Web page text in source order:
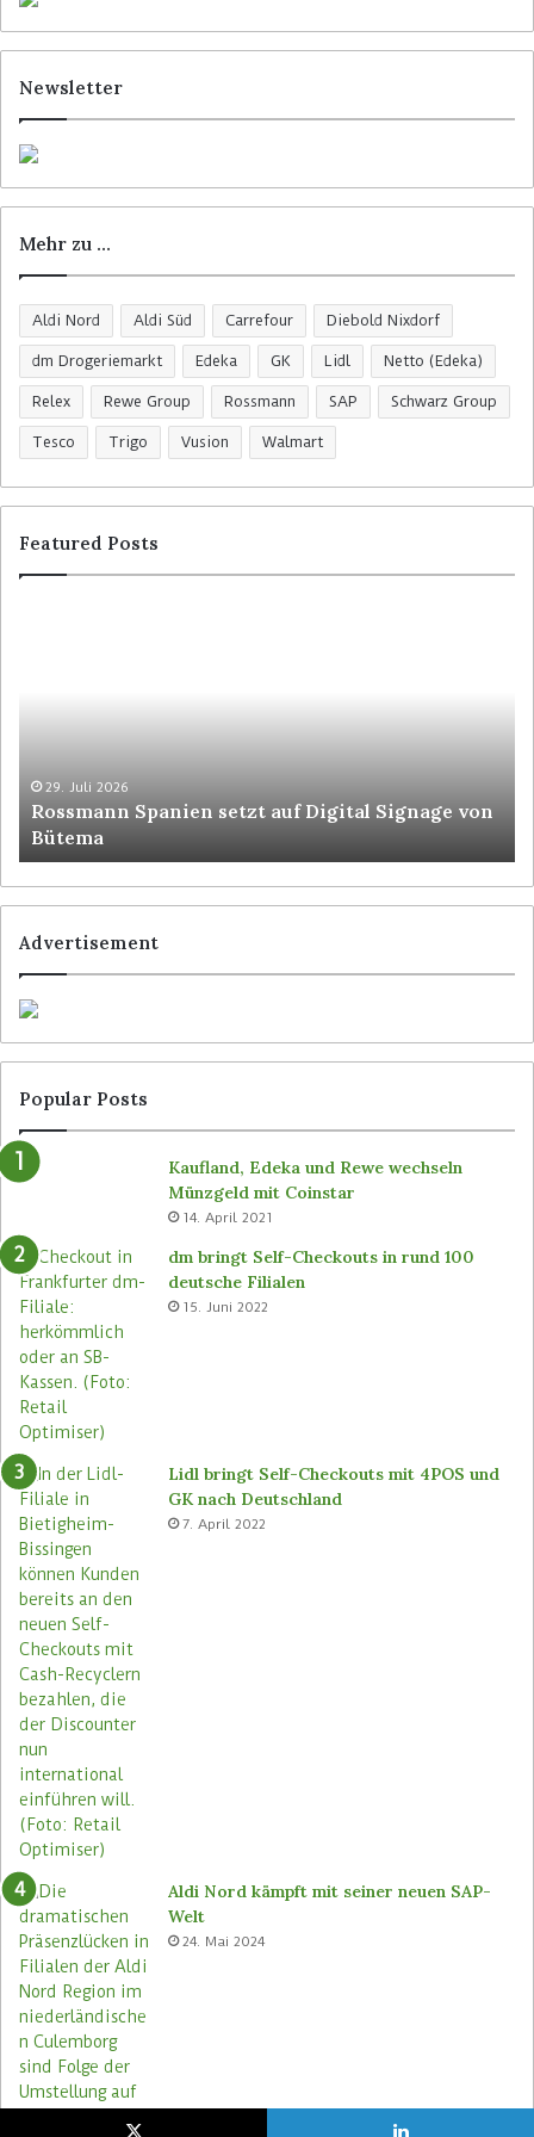
Newsletter
Mehr zu …
Aldi Nord Aldi Süd Carrefour Diebold Nixdorf
dm Drogeriemarkt Edeka GK Lidl Netto (Edeka)
Relex Rewe Group Rossmann SAP Schwarz Group
Tesco Trigo Vusion Walmart
Featured Posts
29. Juli 2026
Rossmann Spanien setzt auf Digital Signage von
Bütema
Advertisement
Popular Posts
Kaufland, Edeka und Rewe wechseln
Münzgeld mit Coinstar
14. April 2021
dm bringt Self-Checkouts in rund 100
deutsche Filialen
15. Juni 2022
Lidl bringt Self-Checkouts mit 4POS und
GK nach Deutschland
7. April 2022
Aldi Nord kämpft mit seiner neuen SAP-
Welt
24. Mai 2024